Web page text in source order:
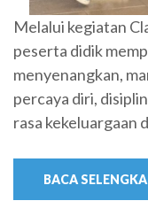
Melalui kegiatan
peserta didik
menyenangkan,
percaya diri,
rasa kekeluargaan
BACA